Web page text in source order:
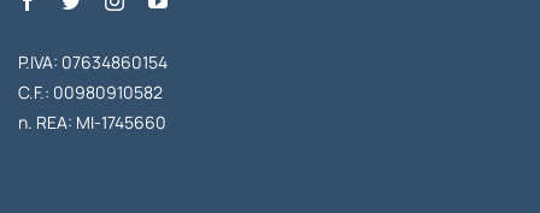
P.IVA: 07634860154
C.F.: 00980910582
n. REA: MI-1745660